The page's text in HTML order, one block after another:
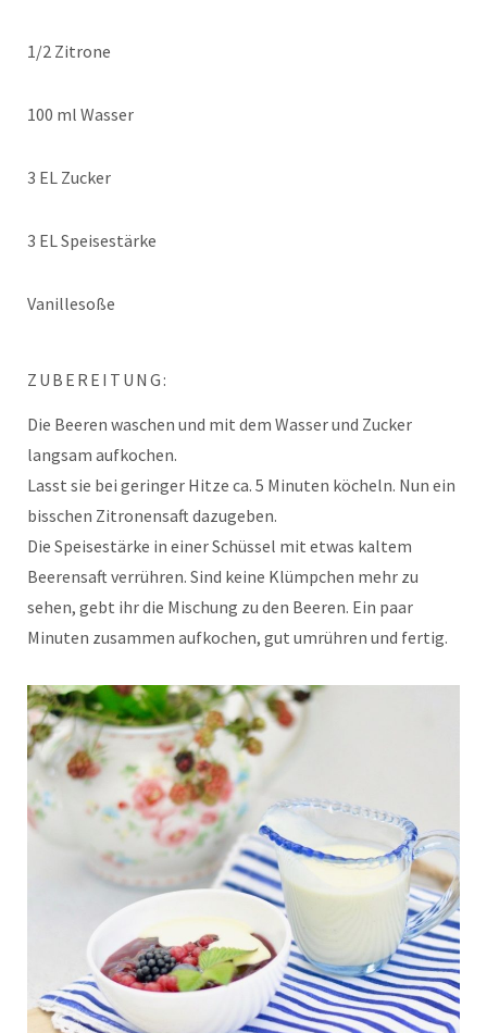
1/2 Zitrone
100 ml Wasser
3 EL Zucker
3 EL Speisestärke
Vanillesoße
ZUBEREITUNG:
Die Beeren waschen und mit dem Wasser und Zucker
langsam aufkochen.
Lasst sie bei geringer Hitze ca. 5 Minuten köcheln. Nun ein
bisschen Zitronensaft dazugeben.
Die Speisestärke in einer Schüssel mit etwas kaltem
Beerensaft verrühren. Sind keine Klümpchen mehr zu
sehen, gebt ihr die Mischung zu den Beeren. Ein paar
Minuten zusammen aufkochen, gut umrühren und fertig.